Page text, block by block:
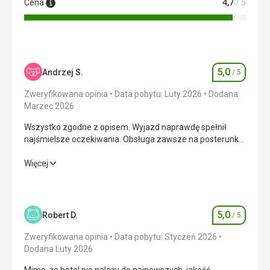
Cena 4,7 / 5
Andrzej S. Ocena
5,0 / 5
Zweryfikowana opinia Data pobytu: Luty 2026
Dodana
Marzec 2026
Wszystko zgodne z opisem. Wyjazd naprawdę spełnił
najśmielsze oczekiwania. Obsługa zawsze na posterunku,
Wszystko zgodne z opisem. Wyjazd naprawdę spełnił
Wyżywienie 5,0/ 5
Zakwaterowanie
Więcej
Robert D. Ocena
5,0 / 5
Zweryfikowana opinia
Data pobytu: Styczeń 2026
Dodana Luty 2026